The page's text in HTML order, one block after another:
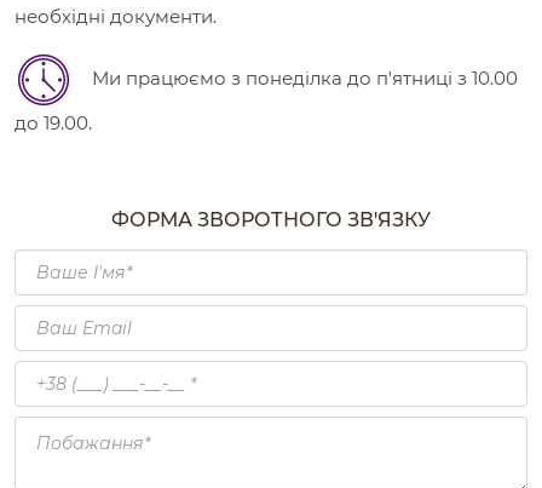
необхідні документи.
Ми працюємо з понеділка до п'ятниці з 10.00
до 19.00.
ФОРМА ЗВОРОТНОГО ЗВ'ЯЗКУ